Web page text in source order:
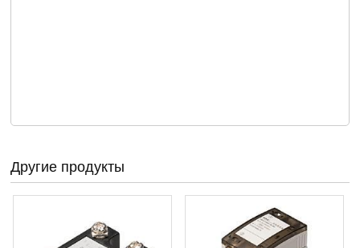
Другие продукты